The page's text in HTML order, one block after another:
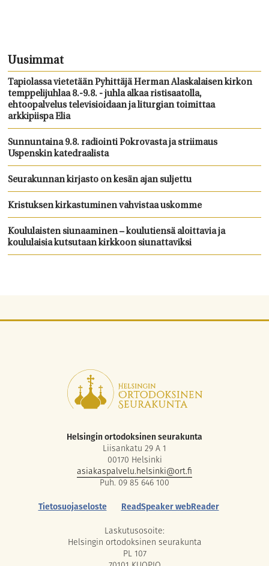
Uusimmat
Tapiolassa vietetään Pyhittäjä Herman Alaskalaisen kirkon
temppelijuhlaa 8.-9.8. - juhla alkaa ristisaatolla,
ehtoopalvelus televisioidaan ja liturgian toimittaa
arkkipiispa Elia
Sunnuntaina 9.8. radiointi Pokrovasta ja striimaus
Uspenskin katedraalista
Seurakunnan kirjasto on kesän ajan suljettu
Kristuksen kirkastuminen vahvistaa uskomme
Koululaisten siunaaminen – koulutiensä aloittavia ja
koululaisia kutsutaan kirkkoon siunattaviksi
Helsingin ortodoksinen seurakunta
Liisankatu 29 A 1
00170 Helsinki
asiakaspalvelu.helsinki@ort.fi
Puh. 09 85 646 100
Tietosuojaseloste
ReadSpeaker webReader
Laskutusosoite:
Helsingin ortodoksinen seurakunta
PL 107